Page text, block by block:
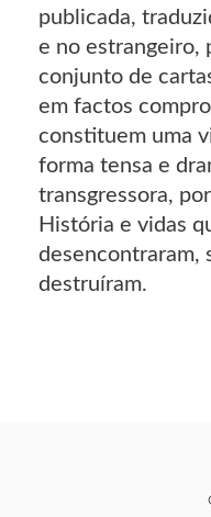
publicada,
e no estrangeiro,
conjunto de
em factos
constituem uma
forma tensa e
transgressora,
História e vidas
desencontraram,
destruíram.